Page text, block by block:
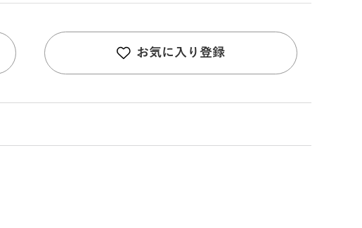
お気に入り登録